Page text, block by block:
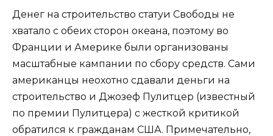
Денег на строительство статуи Свободы не
хватало с обеих сторон океана, поэтому во
Франции и Америке были организованы
масштабные кампании по сбору средств. Сами
американцы неохотно сдавали деньги на
строительство и Джозеф Пулитцер (известный
по премии Пулитцера) с жесткой критикой
обратился к гражданам США. Примечательно,